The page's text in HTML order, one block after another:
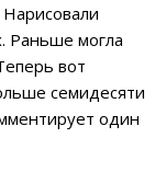
Раньше могла
вот
семидесяти
один